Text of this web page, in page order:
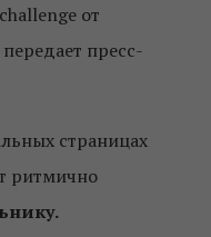
от
пресс-
страницах
ритмично